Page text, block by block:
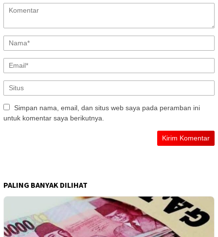
Simpan nama, email, dan situs web saya pada peramban ini
untuk komentar saya berikutnya.
PALING BANYAK DILIHAT